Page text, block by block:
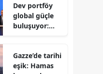
Bakanı
gizlenen
detayları
Dev portföy
global güçle
buluşuyor:
sıkıştı
Gazze’de tarihi
eşik: Hamas